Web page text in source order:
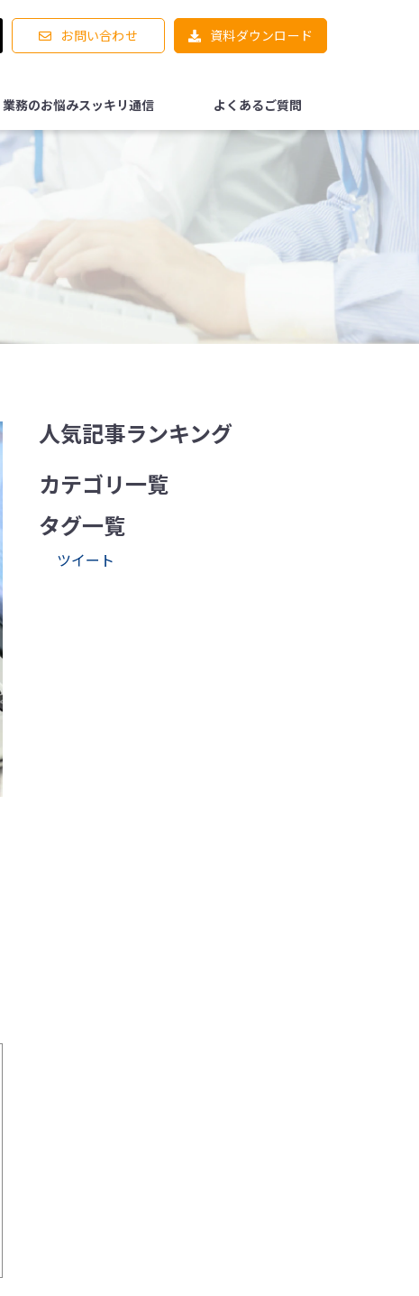
お問い合わせ 資料ダウンロード
業務のお悩みスッキリ通信 よくあるご質問
人気記事ランキング
カテゴリ一覧
タグ一覧
ツイート